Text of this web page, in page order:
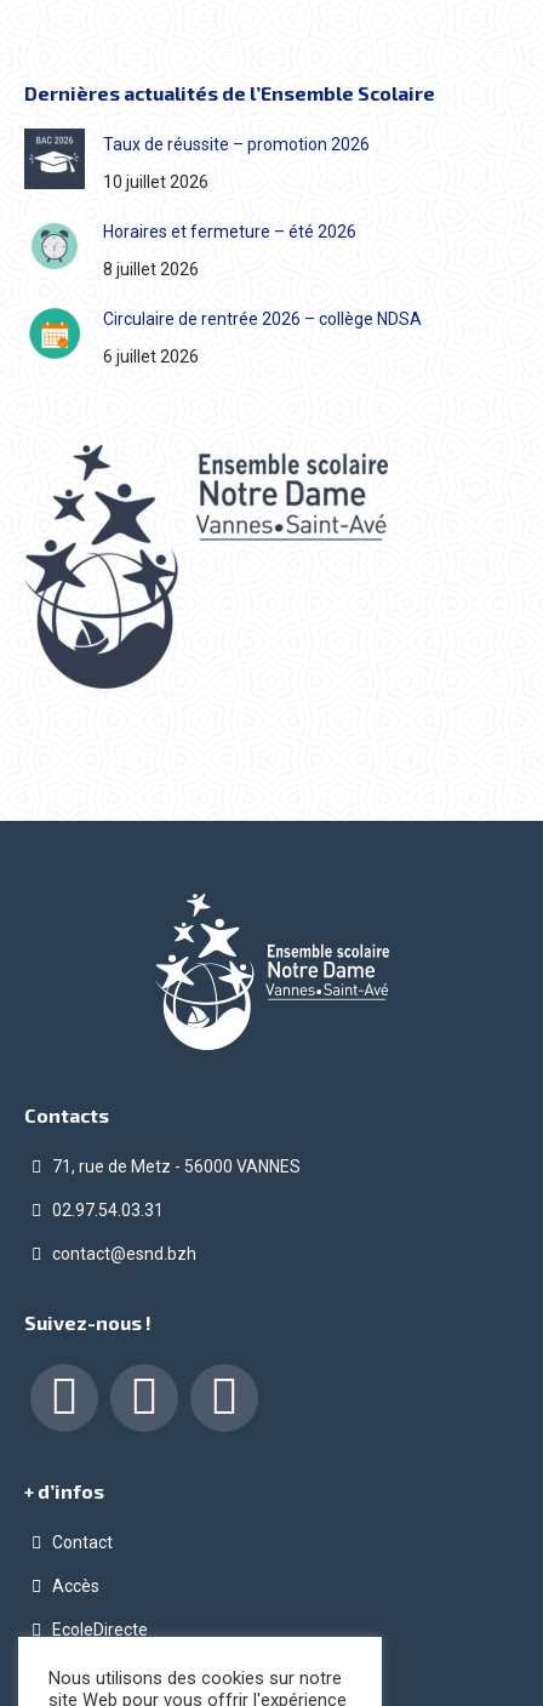
Dernières actualités de l’Ensemble Scolaire
Taux de réussite – promotion 2026
10 juillet 2026
Horaires et fermeture – été 2026
8 juillet 2026
Circulaire de rentrée 2026 – collège NDSA
6 juillet 2026
Contacts
71, rue de Metz - 56000 VANNES
02.97.54.03.31
contact@esnd.bzh
Suivez-nous !
Facebook LinkedIn Instagram
+ d’infos
Contact
Accès
EcoleDirecte
Programme OPC (Ordinateur Pour Chacun)
Nous utilisons des cookies sur notre
site Web pour vous offrir l'expérience